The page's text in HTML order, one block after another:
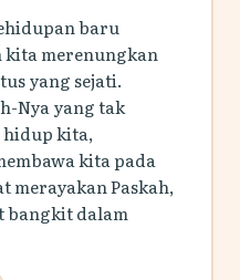
baru
kita merenungkan
yang sejati.
Nya yang tak
kita,
kita pada
merayakan Paskah,
bangkit dalam